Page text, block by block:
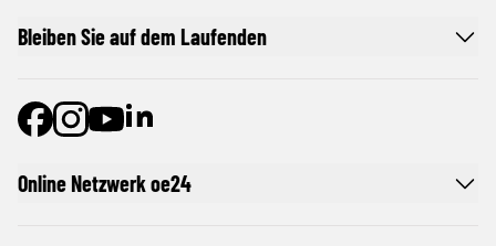
Online Netzwerk oe24
Bleiben Sie auf dem Laufenden